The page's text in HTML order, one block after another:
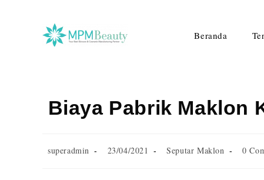
Beranda
Biaya Pabrik Maklon
superadmin 23/04/2021 Seputar Maklon 0